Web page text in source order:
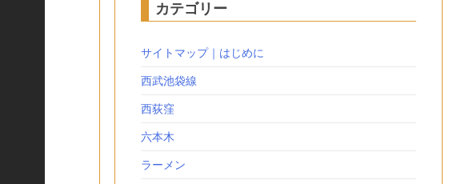
カテゴリー
サイトマップ｜はじめに
西武池袋線
西荻窪
六本木
ラーメン